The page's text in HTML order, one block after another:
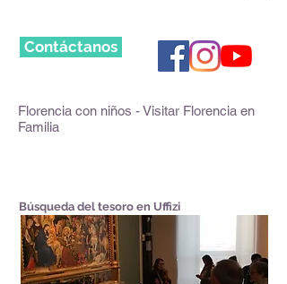
Contáctanos
Florencia con niños - Visitar Florencia en
Familia
Búsqueda del tesoro en Uffizi